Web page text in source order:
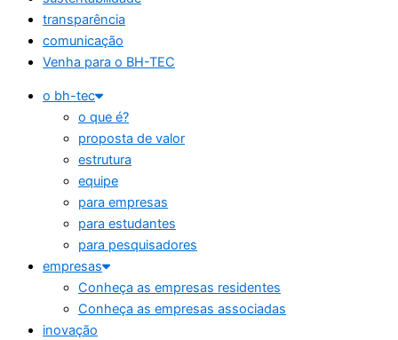
transparência
comunicação
Venha para o BH-TEC
o bh-tec
o que é?
proposta de valor
estrutura
equipe
para empresas
para estudantes
para pesquisadores
empresas
Conheça as empresas residentes
Conheça as empresas associadas
inovação